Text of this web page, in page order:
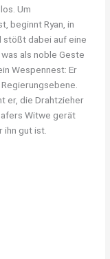
Um
beginnt Ryan, in
stößt dabei auf eine
als noble Geste
Wespennest: Er
er, die Drahtzieher
Witwe gerät
ihn gut ist.